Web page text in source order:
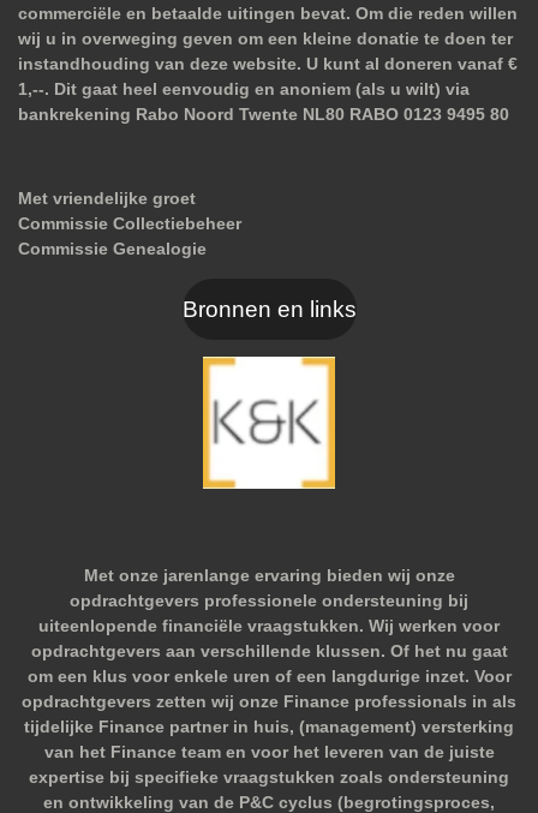
commerciële en betaalde uitingen bevat. Om die reden willen
wij u in overweging geven om een kleine donatie te doen ter
instandhouding van deze website. U kunt al doneren vanaf €
1,--. Dit gaat heel eenvoudig en anoniem (als u wilt) via
bankrekening Rabo Noord Twente NL80 RABO 0123 9495 80
Met vriendelijke groet
Commissie Collectiebeheer
Commissie Genealogie
Bronnen en links
Met onze jarenlange ervaring bieden wij onze
opdrachtgevers professionele ondersteuning bij
uiteenlopende financiële vraagstukken. Wij werken voor
opdrachtgevers aan verschillende klussen. Of het nu gaat
om een klus voor enkele uren of een langdurige inzet. Voor
opdrachtgevers zetten wij onze Finance professionals in als
tijdelijke Finance partner in huis, (management) versterking
van het Finance team en voor het leveren van de juiste
expertise bij specifieke vraagstukken zoals ondersteuning
en ontwikkeling van de P&C cyclus (begrotingsproces,